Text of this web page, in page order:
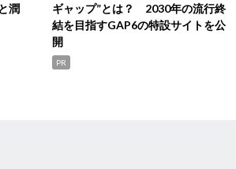
潤
ギャップ”とは？ 2030年の流行終
結を目指すGAP6の特設サイトを公
開
PR